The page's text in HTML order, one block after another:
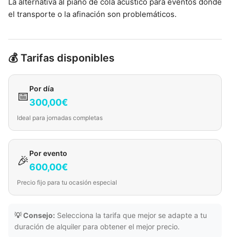
el transporte o la afinación son problemáticos.
💰 Tarifas disponibles
📅
Por día
300,00€
Ideal para jornadas completas
🎉
Por evento
600,00€
Precio fijo para tu ocasión especial
💡 Consejo: Selecciona la tarifa que mejor se adapte a tu
duración de alquiler para obtener el mejor precio.